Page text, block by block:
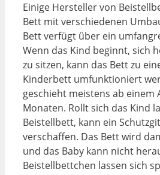
Einige Hersteller von
Bett mit verschiedenen
Bett verfügt über ein
Wenn das Kind beginnt, sich
zu sitzen, kann das Bett zu
Kinderbett umfunktioniert
geschieht meistens ab einem
Monaten. Rollt sich das Kind
Beistellbett, kann ein
verschaffen. Das Bett wird
und das Baby kann nicht
Beistellbettchen lassen sich